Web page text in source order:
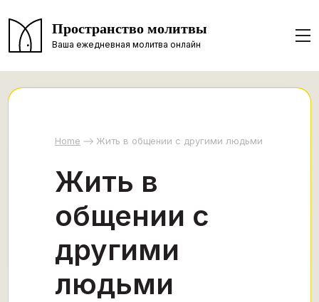
Пространство молитвы
Ваша ежедневная молитва онлайн
Home Жить в общении с другими людьми
Жить в
общении с
другими
людьми